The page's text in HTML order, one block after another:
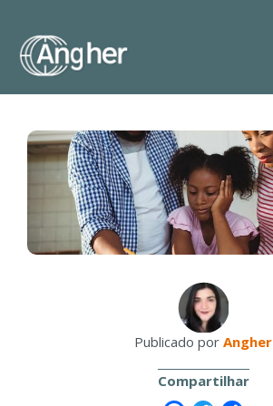
Publicado por Angher
Compartilhar